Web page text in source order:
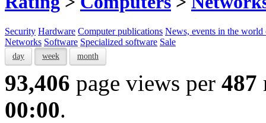
Security Hardware Computer publications News, events in the world
Networks Software Specialized software Sale
day week month
93,406 page views per 487
00:00.